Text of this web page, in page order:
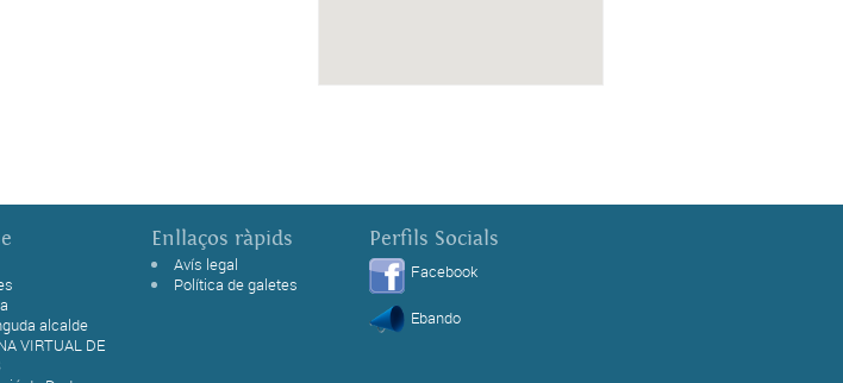
alcalde
VIRTUAL DE
Enllaços ràpids
Avís legal
Política de galetes
Perfils Socials
Facebook
Ebando